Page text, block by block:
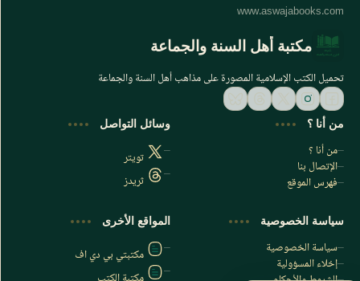
اشترك الآن
اشترك في قناتنا على تليجرام
مكتبة أهل السنة والجماعة
تحميل الكتب الإسلامية المصورة على مذاهب أهل السنة والجماعة
من أنا ؟
من أنا ؟
الإتصال بنا
فهرس الموقع
وسائل التواصل
تويتر
ثريدز
سياسة الخصوصية
سياسة الخصوصية
إخلاء المسؤولية
المواقع الأخرى
مكتبتي بي دي اف